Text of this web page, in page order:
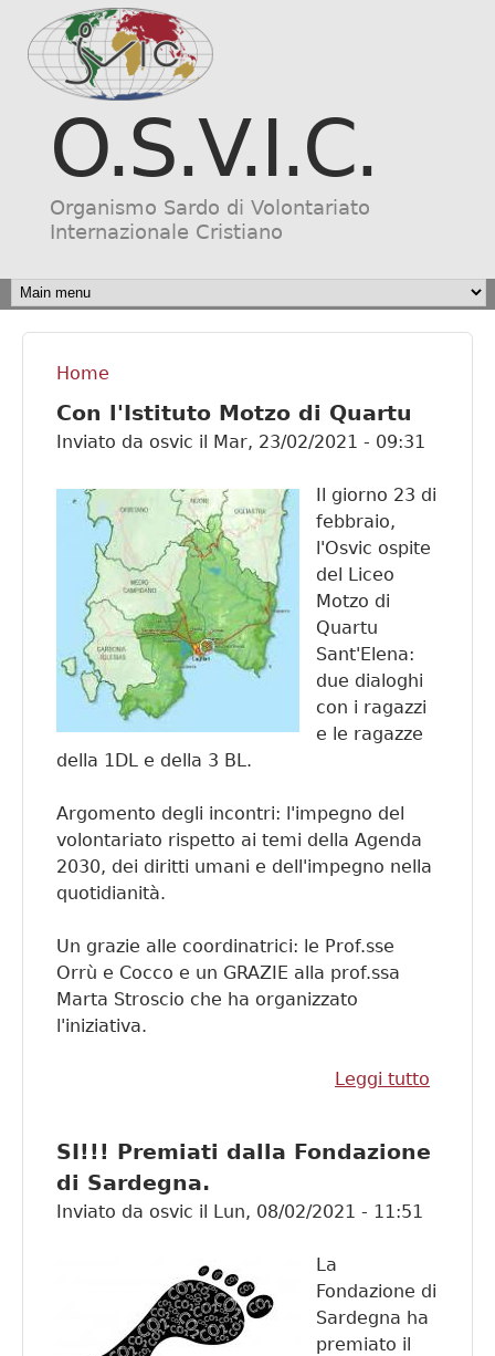
Salta al contenuto
principale
O.S.V.I.C.
Organismo Sardo di Volontariato
Internazionale Cristiano
MAIN MENU
Tu sei qui
Home
Con l'Istituto Motzo di Quartu
Inviato da osvic il Mar, 23/02/2021 - 09:31
Il giorno 23 di
febbraio,
l'Osvic ospite
del Liceo
Motzo di
Quartu
Sant'Elena:
due dialoghi
con i ragazzi
e le ragazze
della 1DL e della 3 BL.
Argomento degli incontri: l'impegno del
volontariato rispetto ai temi della Agenda
2030, dei diritti umani e dell'impegno nella
quotidianità.
Un grazie alle coordinatrici: le Prof.sse
Orrù e Cocco e un GRAZIE alla prof.ssa
Marta Stroscio che ha organizzato
l'iniziativa.
Leggi tutto
SI!!! Premiati dalla Fondazione
di Sardegna.
Inviato da osvic il Lun, 08/02/2021 - 11:51
La
Fondazione di
Sardegna ha
premiato il